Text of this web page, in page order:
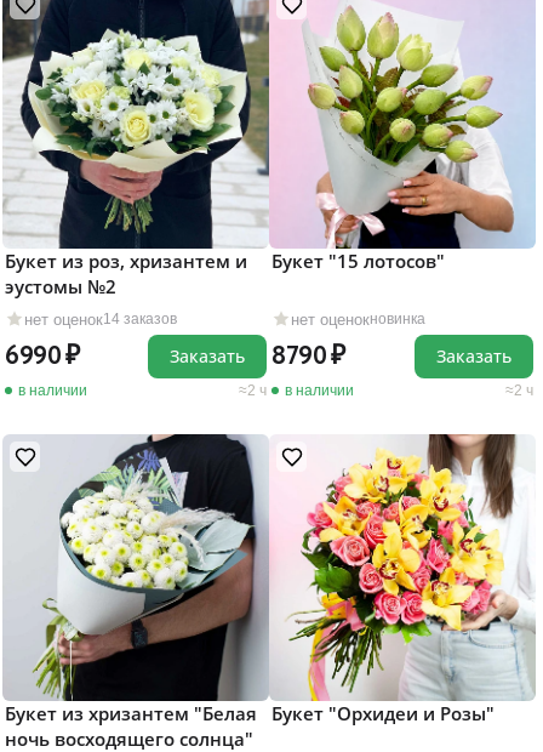
нет оценок14 заказов
Букет из роз, хризантем и
эустомы №2
6990
в наличии 2 ч
Заказать
нет оценокновинка
Букет "15 лотосов"
8790
в наличии 2 ч
Заказать
Букет из хризантем "Белая
ночь восходящего солнца"
Букет "Орхидеи и Розы"